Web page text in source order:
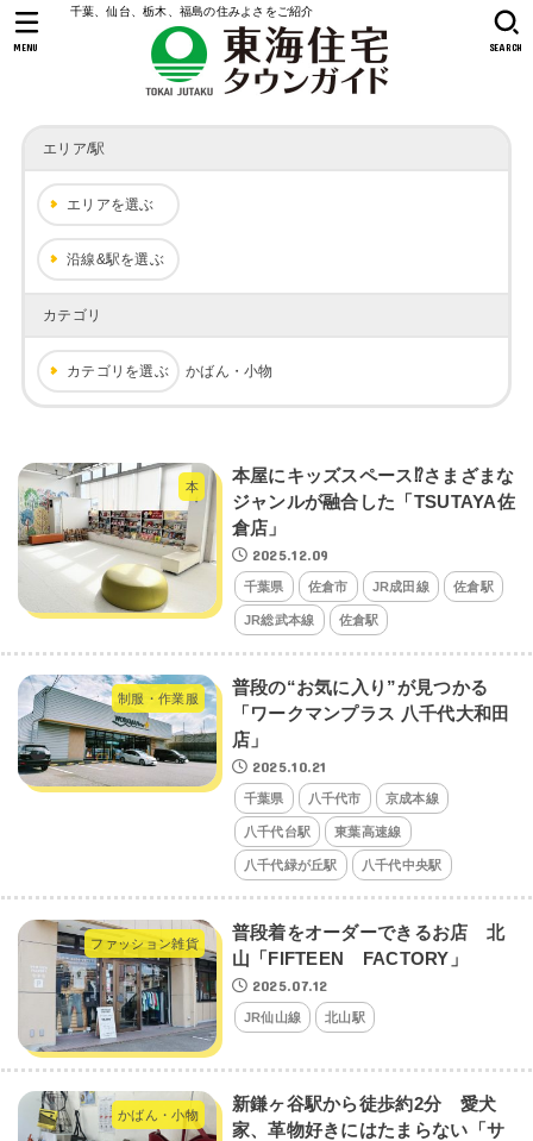
千葉、仙台、栃木、福島の住みよさをご紹介
SEARCH
MENU
エリア/駅
エリアを選ぶ
沿線&駅を選ぶ
カテゴリ
カテゴリを選ぶ かばん・小物
本
本屋にキッズスペース⁉さまざまな
ジャンルが融合した「TSUTAYA佐
倉店」
2025.12.09
千葉県 佐倉市 JR成田線 佐倉駅
JR総武本線 佐倉駅
制服・作業服
普段の“お気に入り”が見つかる
「ワークマンプラス 八千代大和田
店」
2025.10.21
千葉県 八千代市 京成本線
八千代台駅 東葉高速線
八千代緑が丘駅 八千代中央駅
ファッション雑貨
普段着をオーダーできるお店 北
山「FIFTEEN FACTORY」
2025.07.12
JR仙山線 北山駅
かばん・小物
新鎌ヶ谷駅から徒歩約2分 愛犬
家、革物好きにはたまらない「サ